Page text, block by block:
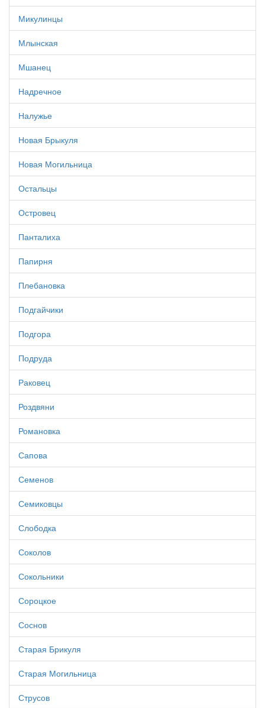
Микулинцы
Млынская
Мшанец
Надречное
Налужье
Новая Брыкуля
Новая Могильница
Остальцы
Островец
Панталиха
Папирня
Плебановка
Подгайчики
Подгора
Подруда
Раковец
Роздвяни
Романовка
Сапова
Семенов
Семиковцы
Слободка
Соколов
Сокольники
Сороцкое
Соснов
Старая Брикуля
Старая Могильница
Струсов